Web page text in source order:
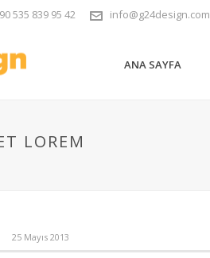
535 839 95 42 info@g24design.com
ANA SAYFA
LOREM
25 Mayıs 2013